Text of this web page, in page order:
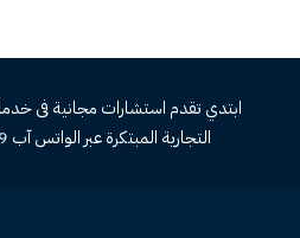
ابتدي تقدم استشارات مجانية فى
التجارية المبتكرة عبر الواتس آب 00966582577809